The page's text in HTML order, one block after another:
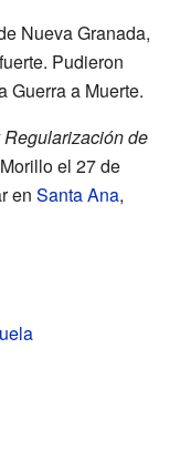
Nueva Granada,
Pudieron
Guerra a Muerte.
Regularización de
el 27 de
en Santa Ana,